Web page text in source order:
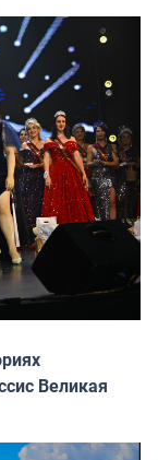
Великая